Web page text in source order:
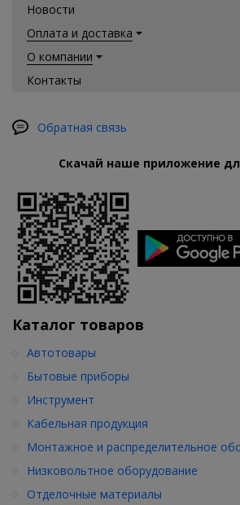
Новости
Оплата и доставка
О компании
Контакты
Обратная связь
Скачай наше приложение
Каталог товаров
Автотовары
Бытовые приборы
Инструмент
Кабельная продукция
Монтажное и распределительное
Низковольтное оборудование
Отделочные материалы